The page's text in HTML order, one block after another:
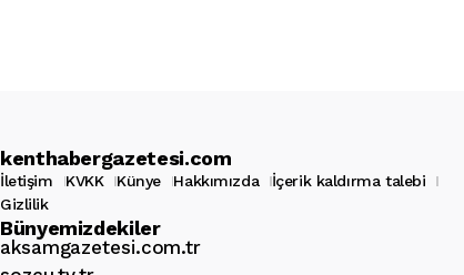
kenthabergazetesi.com
İletişim KVKK Künye Hakkımızda
İçerik kaldırma talebi
Gizlilik
Bünyemizdekiler
aksamgazetesi.com.tr